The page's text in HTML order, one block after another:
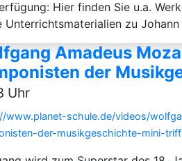
Hier finden Sie u.a.
Unterrichtsmaterialien zu Johann
Amadeus
der
Uhr
www.planet-schule.de/videos/
der-musikgeschichte-mini-